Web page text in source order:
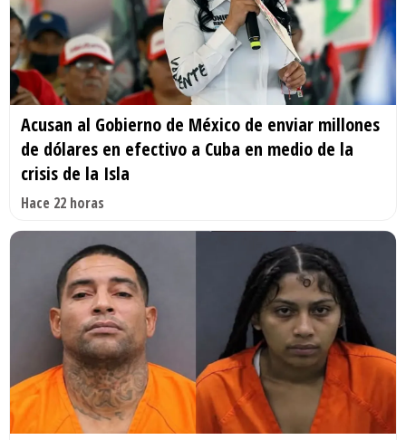
Acusan al Gobierno de México de enviar millones
de dólares en efectivo a Cuba en medio de la
crisis de la Isla
Hace 22 horas